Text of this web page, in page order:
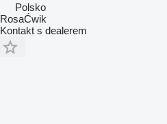
Polsko
RosaĆwik
Kontakt s dealerem